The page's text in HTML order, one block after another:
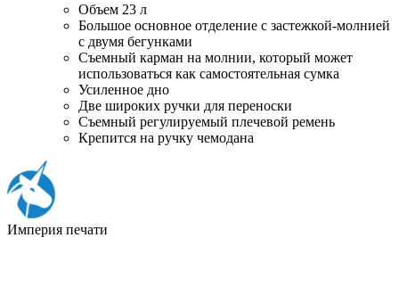
Объем 23 л
Большое основное отделение с застежкой-молнией
с двумя бегунками
Съемный карман на молнии, который может
использоваться как самостоятельная сумка
Усиленное дно
Две широких ручки для переноски
Съемный регулируемый плечевой ремень
Крепится на ручку чемодана
Империя печати